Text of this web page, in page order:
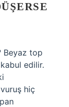
Beyaz top
edilir.
hiç